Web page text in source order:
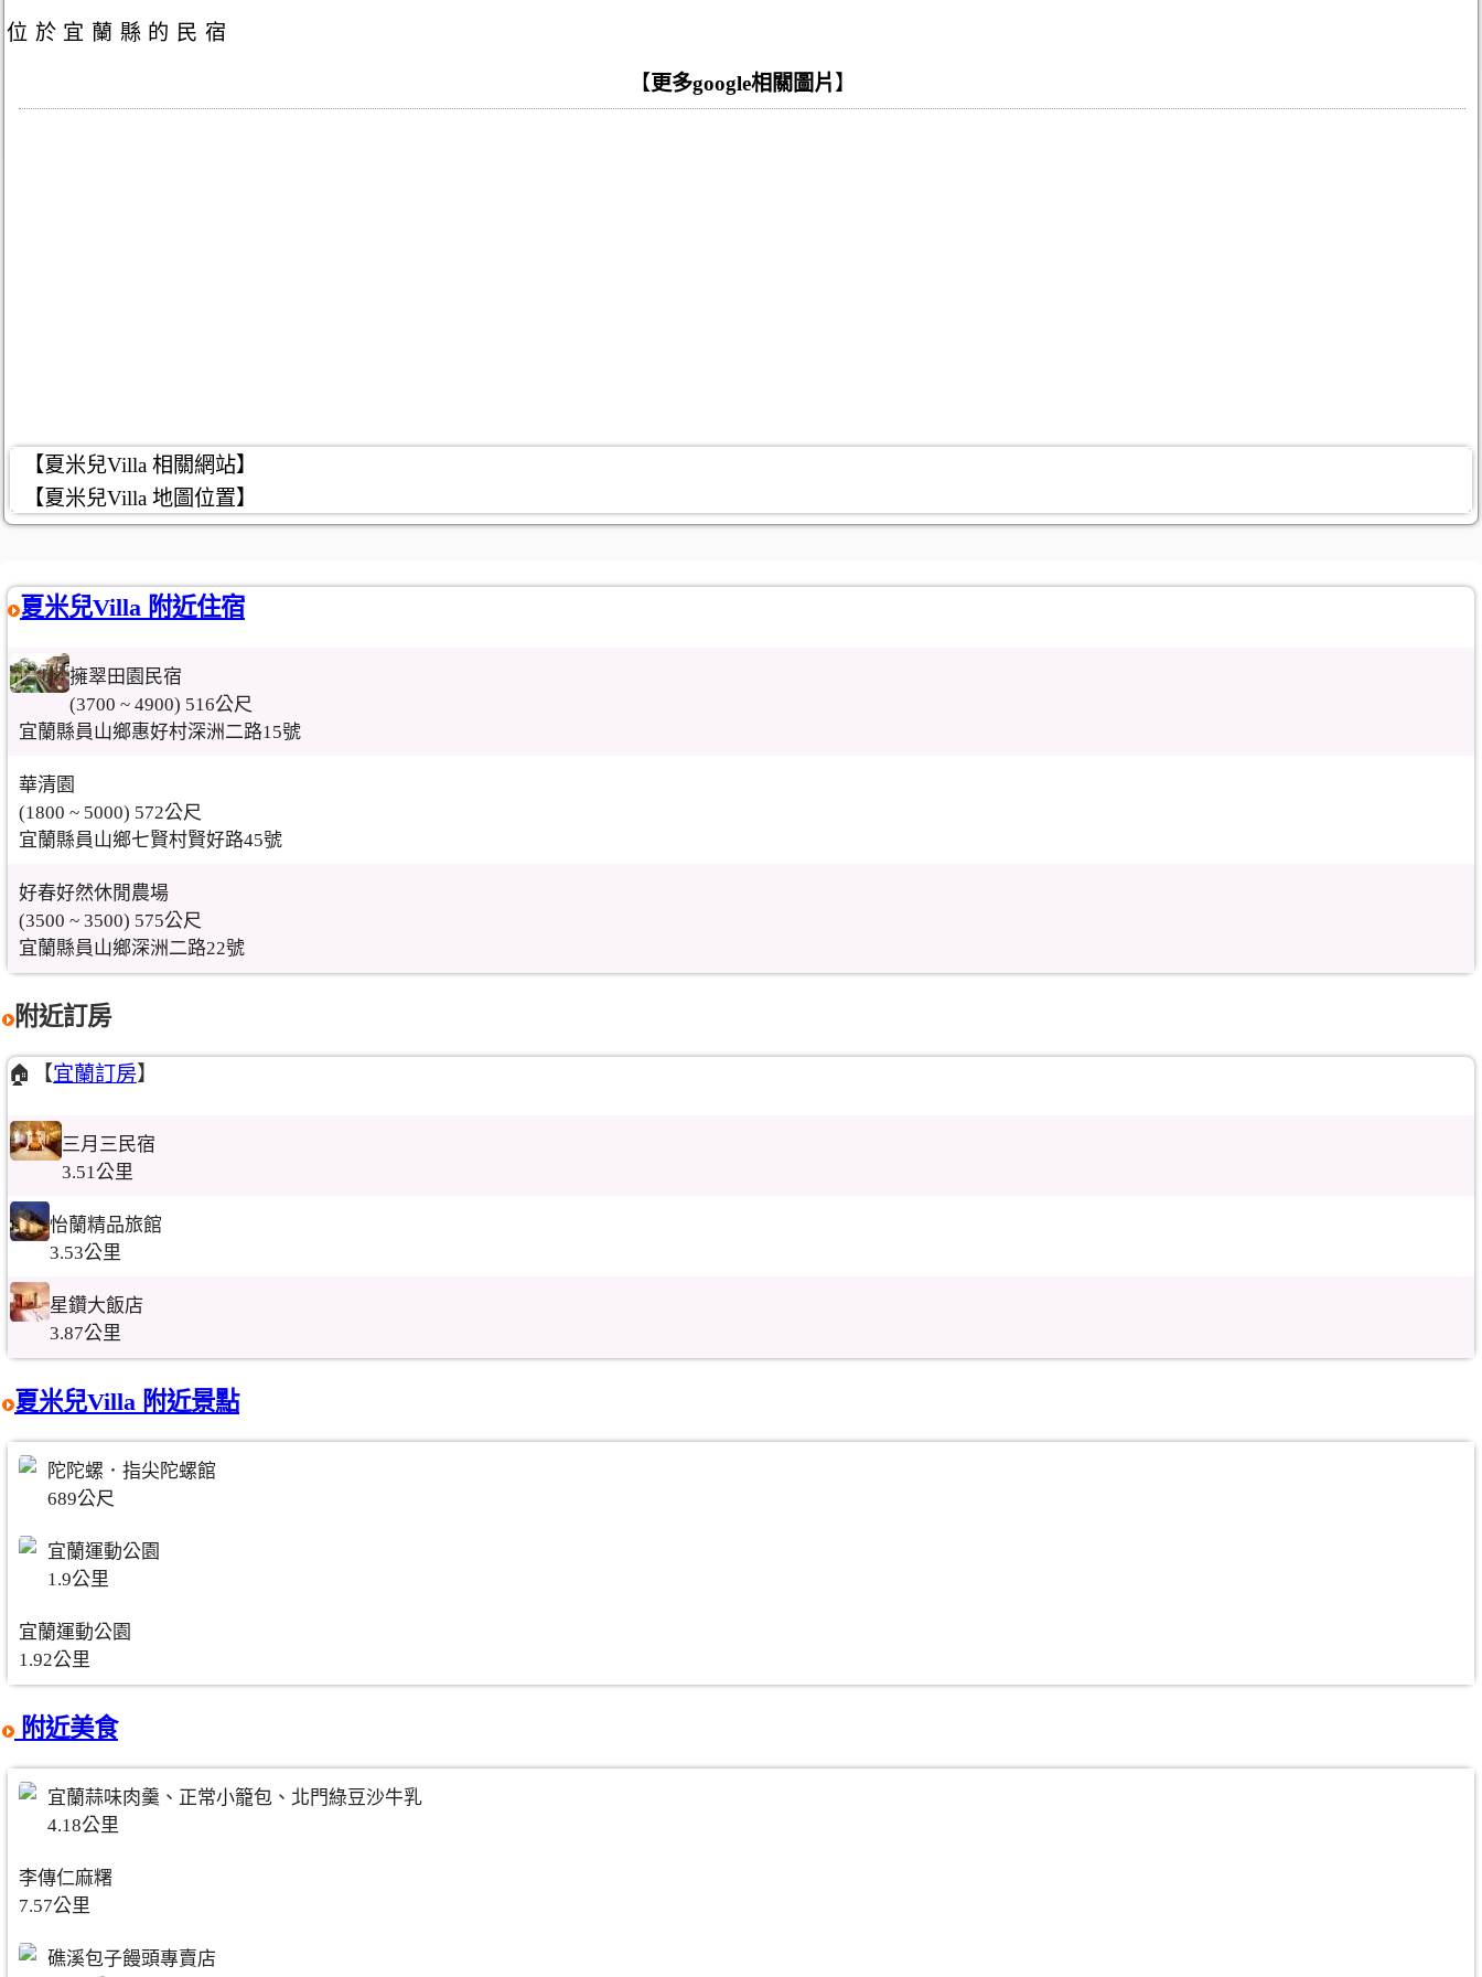
位於宜蘭縣的民宿
【 更多google相關圖片 】
【夏米兒Villa 相關網站】
【夏米兒Villa 地圖位置】
夏米兒Villa 附近住宿
擁翠田園民宿
(3700 ~ 4900) 516公尺
宜蘭縣員山鄉惠好村深洲二路15號
華清園
(1800 ~ 5000) 572公尺
宜蘭縣員山鄉七賢村賢好路45號
好春好然休閒農場
(3500 ~ 3500) 575公尺
宜蘭縣員山鄉深洲二路22號
附近訂房
🏠【宜蘭訂房】
三月三民宿
3.51公里
怡蘭精品旅館
3.53公里
星鑽大飯店
3.87公里
夏米兒Villa 附近景點
陀陀螺．指尖陀螺館
689公尺
宜蘭運動公園
1.9公里
宜蘭運動公園
1.92公里
附近美食
宜蘭蒜味肉羹、正常小籠包、北門綠豆沙牛乳
4.18公里
李傳仁麻糬
7.57公里
礁溪包子饅頭專賣店